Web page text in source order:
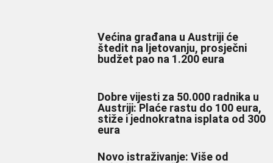
Većina građana u Austriji će
štedit na ljetovanju, prosječni
budžet pao na 1.200 eura
Dobre vijesti za 50.000 radnika u
Austriji: Plaće rastu do 100 eura,
stiže i jednokratna isplata od 300
eura
Novo istraživanje: Više od